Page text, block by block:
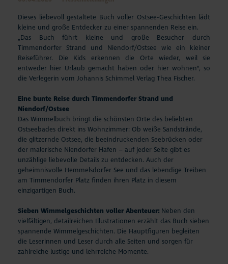
Dieses liebevoll gestaltete Buch voller Ostsee-Geschichten lädt
kleine und große Entdecker zu einer spannenden Reise ein.
„Das Buch führt kleine und große Besucher durch
Timmendorfer Strand und Niendorf/Ostsee wie ein kleiner
Reiseführer. Die Kids erkennen die Orte wieder, weil sie
entweder hier Urlaub gemacht haben oder hier wohnen“, so
die Verlegerin vom Johannis Schimmel Verlag Thea Fischer.
Eine bunte Reise durch Timmendorfer Strand und
Niendorf/Ostsee
Das Wimmelbuch bringt die schönsten Orte des beliebten
Ostseebades direkt ins Wohnzimmer: Ob weiße Sandstrände,
die glitzernde Ostsee, die beeindruckenden Seebrücken oder
der malerische Niendorfer Hafen – auf jeder Seite gibt es
unzählige liebevolle Details zu entdecken. Auch der
geheimnisvolle Hemmelsdorfer See und das lebendige Treiben
am Timmendorfer Platz finden ihren Platz in diesem
einzigartigen Buch.
Sieben Wimmelgeschichten voller Abenteuer: Neben den
vielfältigen, detailreichen Illustrationen erzählt das Buch sieben
spannende Wimmelgeschichten. Die Hauptfiguren begleiten
die Leserinnen und Leser durch alle Seiten und sorgen für
zahlreiche lustige und lehrreiche Momente.